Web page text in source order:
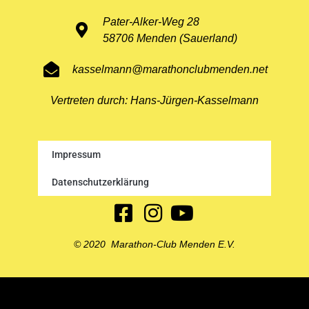
Pater-Alker-Weg 28
58706 Menden (Sauerland)
kasselmann@marathonclubmenden.net
Vertreten durch: Hans-Jürgen-Kasselmann
Impressum
Datenschutzerklärung
© 2020 Marathon-Club Menden E.V.